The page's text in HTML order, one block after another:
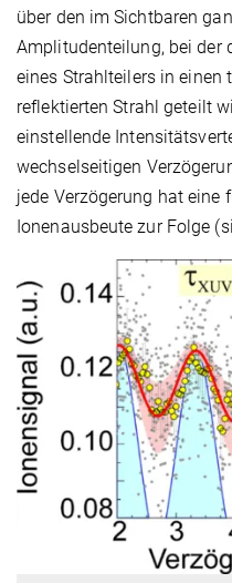
über den im Sichtbaren
Amplitudenteilung, bei der
eines Strahlteilers in einen
reflektierten Strahl geteilt
einstellende
wechselseitigen
jede Verzögerung hat eine
Ionenausbeute zur Folge